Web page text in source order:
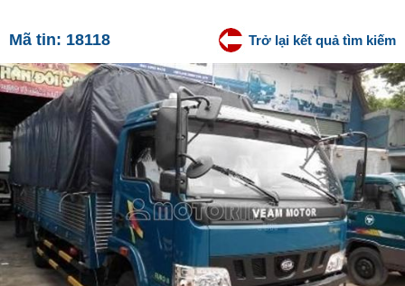
Mã tin: 18118 Trở lại kết quả tìm kiếm